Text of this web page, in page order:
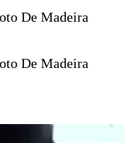
De Madeira
De Madeira